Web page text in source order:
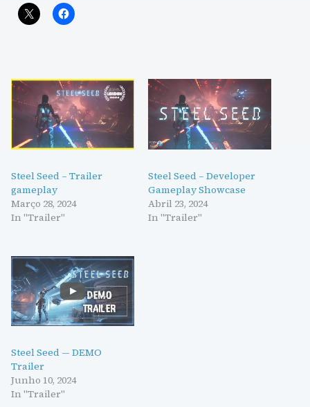
Steel Seed – Trailer
gameplay
Março 28, 2024
In "Trailer"
Steel Seed – Developer
Gameplay Showcase
Abril 23, 2024
In "Trailer"
Steel Seed — DEMO
Trailer
Junho 10, 2024
In "Trailer"